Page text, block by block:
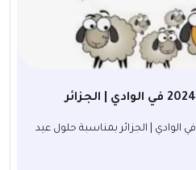
موعد صلاة عيد الأضحى 2024 في الوادي | الجزائر بمناسبة حلول عيد